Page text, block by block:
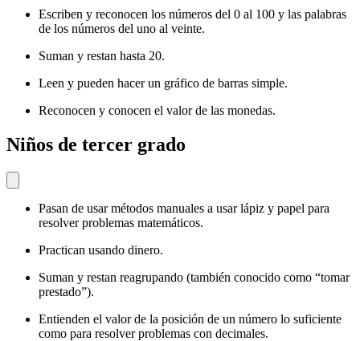
Escriben y reconocen los números del 0 al 100 y las palabras
de los números del uno al veinte.
Suman y restan hasta 20.
Leen y pueden hacer un gráfico de barras simple.
Reconocen y conocen el valor de las monedas.
Niños de tercer grado
Pasan de usar métodos manuales a usar lápiz y papel para
resolver problemas matemáticos.
Practican usando dinero.
Suman y restan reagrupando (también conocido como “tomar
prestado”).
Entienden el valor de la posición de un número lo suficiente
como para resolver problemas con decimales.